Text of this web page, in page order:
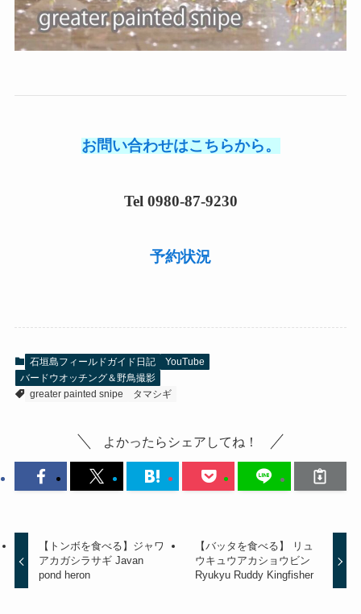
お問い合わせはこちらから。
Tel 0980-87-9230
予約状況
石垣島フィールドガイド日記
YouTube
バードウオッチング＆野鳥撮影
greater painted snipe
タマシギ
よかったらシェアしてね！
【トンボを食べる】ジャワ
アカガシラサギ Javan
pond heron
【バッタを食べる】 リュ
ウキュウアカショウビン
Ryukyu Ruddy Kingfisher